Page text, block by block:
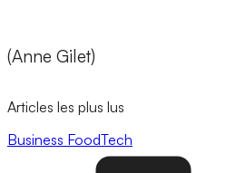
(Anne Gilet)
Articles les plus lus
Business FoodTech